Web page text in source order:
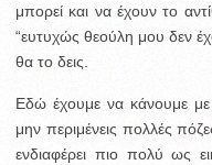
μπορεί και να έχουν το
“ευτυχώς θεούλη μου δεν
θα το δεις.
Εδώ έχουμε να κάνουμε με
μην περιμένεις πολλές
ενδιαφέρει πιο πολύ ως